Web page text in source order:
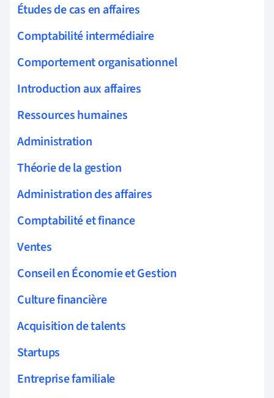
Études de cas en affaires
Comptabilité intermédiaire
Comportement organisationnel
Introduction aux affaires
Ressources humaines
Administration
Théorie de la gestion
Administration des affaires
Comptabilité et finance
Ventes
Conseil en Économie et Gestion
Culture financière
Acquisition de talents
Startups
Entreprise familiale